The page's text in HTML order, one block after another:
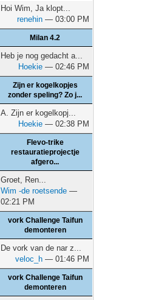
Hoi Wim, Ja klopt...
renehin — 03:00 PM
Milan 4.2
Heb je nog gedacht a...
Hoekie — 02:46 PM
Zijn er kogelkopjes
zonder speling? Zo j...
A. Zijn er kogelkopj...
Hoekie — 02:38 PM
Flevo-trike
restauratieprojectje
afgero...
Groet, Ren...
Wim -de roetsende —
02:21 PM
vork Challenge Taifun
demonteren
De vork van de nar z...
veloc_h — 01:46 PM
vork Challenge Taifun
demonteren